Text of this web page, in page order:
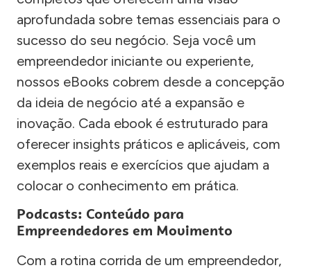
aprofundada sobre temas essenciais para o
sucesso do seu negócio. Seja você um
empreendedor iniciante ou experiente,
nossos eBooks cobrem desde a concepção
da ideia de negócio até a expansão e
inovação. Cada ebook é estruturado para
oferecer insights práticos e aplicáveis, com
exemplos reais e exercícios que ajudam a
colocar o conhecimento em prática.
Podcasts: Conteúdo para
Empreendedores em Movimento
Com a rotina corrida de um empreendedor,